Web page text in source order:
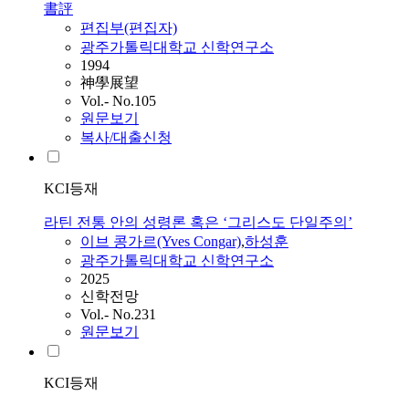
書評
편집부(편집자)
광주가톨릭대학교 신학연구소
1994
神學展望
Vol.- No.105
원문보기
복사/대출신청
KCI등재
라틴 전통 안의 성령론 혹은 ‘그리스도 단일주의’
이브 콩가르(Yves Congar),하성훈
광주가톨릭대학교 신학연구소
2025
신학전망
Vol.- No.231
원문보기
KCI등재